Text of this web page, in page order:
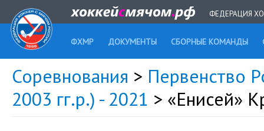
ФЕДЕРАЦИЯ
ФХМР ДОКУМЕНТЫ СБОРНЫЕ КОМАНДЫ
Соревнования > Первенство
2003 гг.р.) - 2021 > «Енисей»